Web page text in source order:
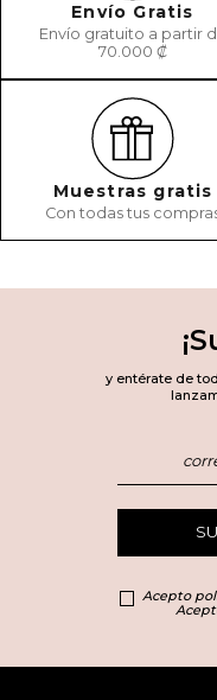
Envío Gratis
Envío gratuito a partir
70.000 ₡
Muestras gratis
Con todas tus
y entérate de
Acepto